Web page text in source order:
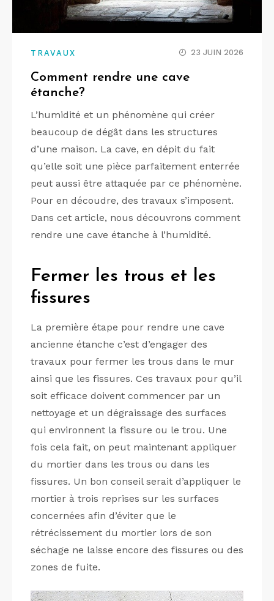
TRAVAUX 23 JUIN 2026
Comment rendre une cave
étanche?
L’humidité et un phénomène qui créer
beaucoup de dégât dans les structures
d’une maison. La cave, en dépit du fait
qu’elle soit une pièce parfaitement enterrée
peut aussi être attaquée par ce phénomène.
Pour en découdre, des travaux s’imposent.
Dans cet article, nous découvrons comment
rendre une cave étanche à l’humidité.
Fermer les trous et les
fissures
La première étape pour rendre une cave
ancienne étanche c’est d’engager des
travaux pour fermer les trous dans le mur
ainsi que les fissures. Ces travaux pour qu’il
soit efficace doivent commencer par un
nettoyage et un dégraissage des surfaces
qui environnent la fissure ou le trou. Une
fois cela fait, on peut maintenant appliquer
du mortier dans les trous ou dans les
fissures. Un bon conseil serait d’appliquer le
mortier à trois reprises sur les surfaces
concernées afin d’éviter que le
rétrécissement du mortier lors de son
séchage ne laisse encore des fissures ou des
zones de fuite.